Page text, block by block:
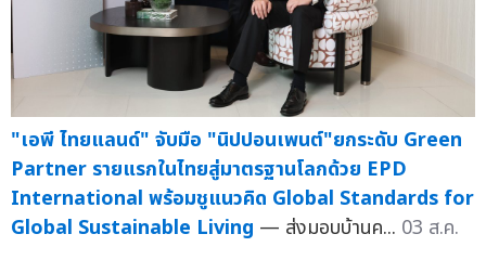
"เอพี ไทยแลนด์" จับมือ "นิปปอนเพนต์"ยกระดับ Green
Partner รายแรกในไทยสู่มาตรฐานโลกด้วย EPD
International พร้อมชูแนวคิด Global Standards for
Global Sustainable Living — ส่งมอบบ้านค... 03 ส.ค.